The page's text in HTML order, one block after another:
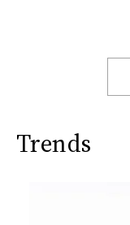
Trends